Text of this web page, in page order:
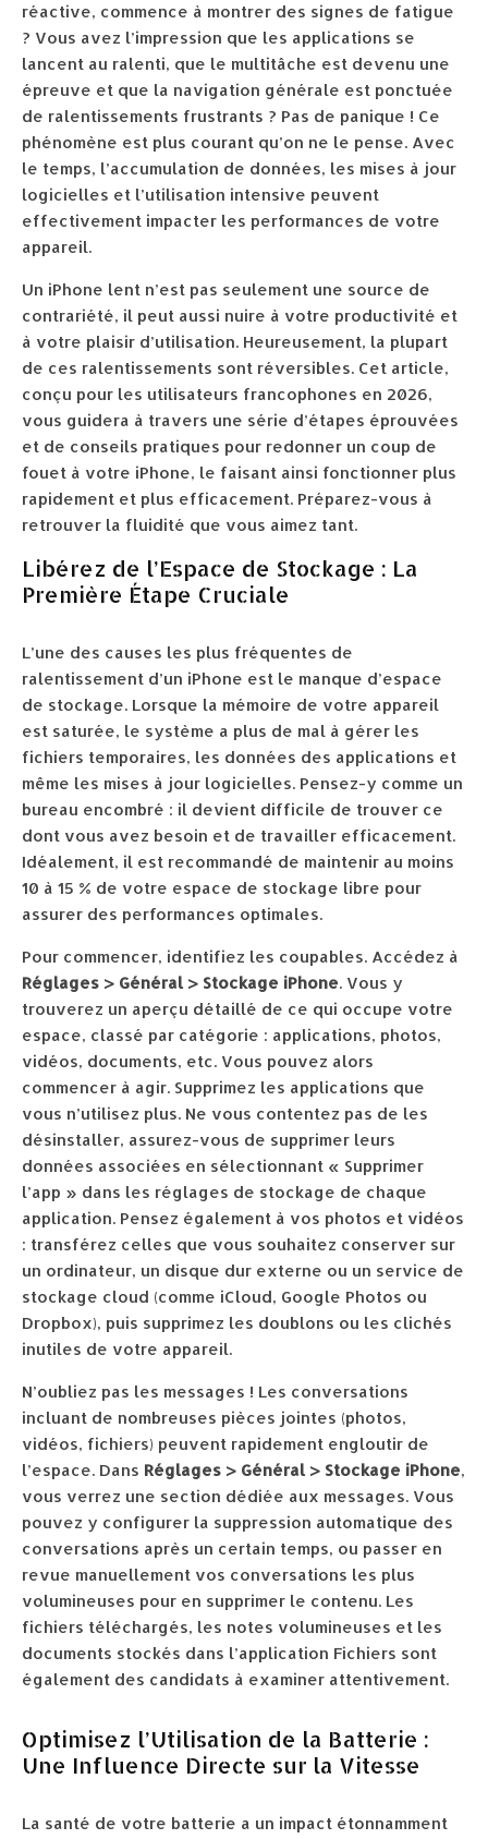
réactive, commence à montrer des signes de fatigue
? Vous avez l’impression que les applications se
lancent au ralenti, que le multitâche est devenu une
épreuve et que la navigation générale est ponctuée
de ralentissements frustrants ? Pas de panique ! Ce
phénomène est plus courant qu’on ne le pense. Avec
le temps, l’accumulation de données, les mises à jour
logicielles et l’utilisation intensive peuvent
effectivement impacter les performances de votre
appareil.
Un iPhone lent n’est pas seulement une source de
contrariété, il peut aussi nuire à votre productivité et
à votre plaisir d’utilisation. Heureusement, la plupart
de ces ralentissements sont réversibles. Cet article,
conçu pour les utilisateurs francophones en 2026,
vous guidera à travers une série d’étapes éprouvées
et de conseils pratiques pour redonner un coup de
fouet à votre iPhone, le faisant ainsi fonctionner plus
rapidement et plus efficacement. Préparez-vous à
retrouver la fluidité que vous aimez tant.
Libérez de l’Espace de Stockage : La
Première Étape Cruciale
L’une des causes les plus fréquentes de
ralentissement d’un iPhone est le manque d’espace
de stockage. Lorsque la mémoire de votre appareil
est saturée, le système a plus de mal à gérer les
fichiers temporaires, les données des applications et
même les mises à jour logicielles. Pensez-y comme un
bureau encombré : il devient difficile de trouver ce
dont vous avez besoin et de travailler efficacement.
Idéalement, il est recommandé de maintenir au moins
10 à 15 % de votre espace de stockage libre pour
assurer des performances optimales.
Pour commencer, identifiez les coupables. Accédez à
Réglages > Général > Stockage iPhone. Vous y
trouverez un aperçu détaillé de ce qui occupe votre
espace, classé par catégorie : applications, photos,
vidéos, documents, etc. Vous pouvez alors
commencer à agir. Supprimez les applications que
vous n’utilisez plus. Ne vous contentez pas de les
désinstaller, assurez-vous de supprimer leurs
données associées en sélectionnant « Supprimer
l’app » dans les réglages de stockage de chaque
application. Pensez également à vos photos et vidéos
: transférez celles que vous souhaitez conserver sur
un ordinateur, un disque dur externe ou un service de
stockage cloud (comme iCloud, Google Photos ou
Dropbox), puis supprimez les doublons ou les clichés
inutiles de votre appareil.
N’oubliez pas les messages ! Les conversations
incluant de nombreuses pièces jointes (photos,
vidéos, fichiers) peuvent rapidement engloutir de
l’espace. Dans Réglages > Général > Stockage iPhone,
vous verrez une section dédiée aux messages. Vous
pouvez y configurer la suppression automatique des
conversations après un certain temps, ou passer en
revue manuellement vos conversations les plus
volumineuses pour en supprimer le contenu. Les
fichiers téléchargés, les notes volumineuses et les
documents stockés dans l’application Fichiers sont
également des candidats à examiner attentivement.
Optimisez l’Utilisation de la Batterie :
Une Influence Directe sur la Vitesse
La santé de votre batterie a un impact étonnamment